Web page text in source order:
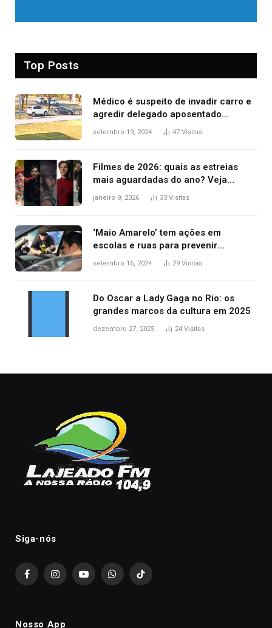
Top Posts
Médico é suspeito de invadir carro e
agredir delegado aposentado
durante confusão no trânsito
setembro 19, 2024 47 Visitas
Filmes de 2026: quais as estreias
mais aguardadas do ano? Veja
principais lançamentos do cinema
janeiro 9, 2026 33 Visitas
‘Maio Amarelo’ tem ações em
escolas e ruas para prevenir
acidentes no trânsito no AP
setembro 16, 2024 29 Visitas
Do Oscar a Lady Gaga no Rio: os
grandes marcos da cultura em 2025
dezembro 27, 2025 24 Visitas
Siga-nós
FacebookInstagramYouTubeWhatsAppTikTok
Nosso App